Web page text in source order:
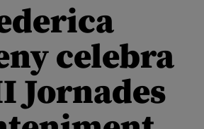
celebra
Jornades